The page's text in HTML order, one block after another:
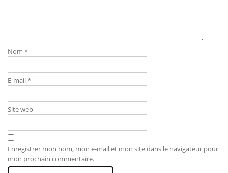
Nom *
E-mail*
Site web
Enregistrer mon nom, mon e-mail et mon site dans le navigateur pour
mon prochain commentaire.